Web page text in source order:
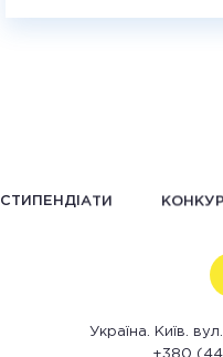
СТИПЕНДІАТИ
Україна. Київ.
+380